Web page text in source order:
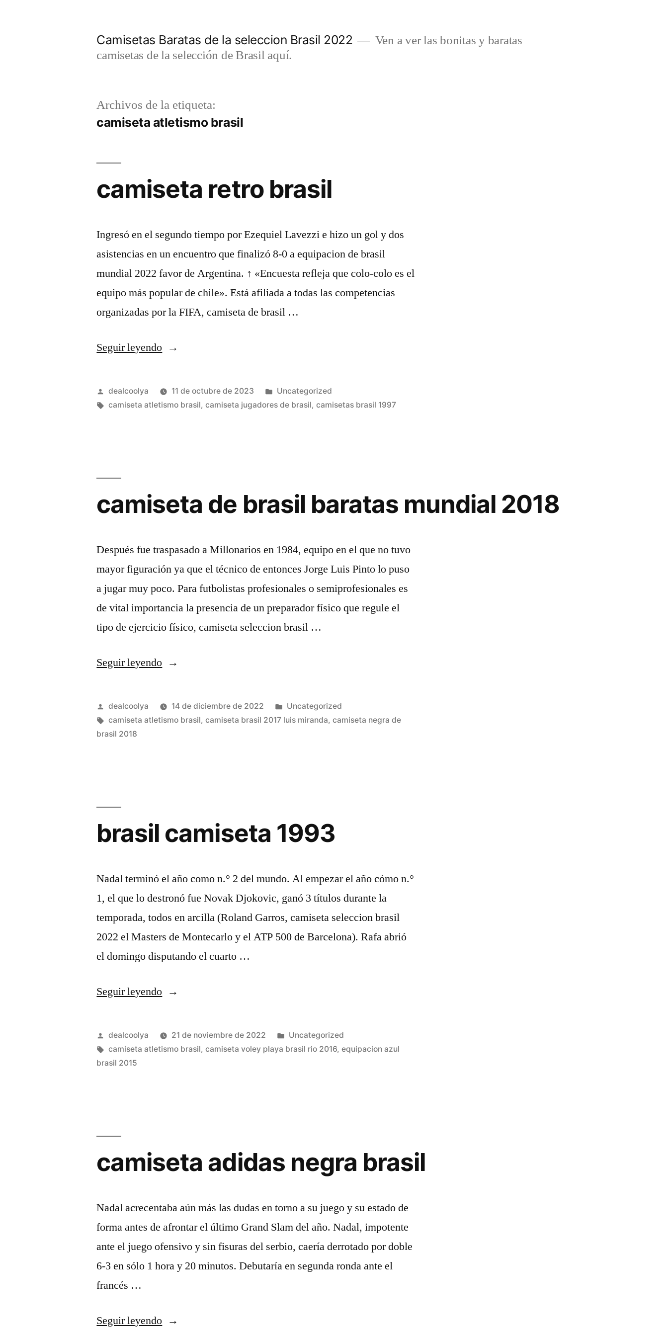
Camisetas Baratas de la seleccion Brasil 2022
Ven a ver las bonitas y baratas
camisetas de la selección de Brasil aquí.
Archivos de la etiqueta:
camiseta atletismo brasil
camiseta retro brasil
Ingresó en el segundo tiempo por Ezequiel Lavezzi e hizo un gol y dos
asistencias en un encuentro que finalizó 8-0 a equipacion de brasil
mundial 2022 favor de Argentina. ↑ «Encuesta refleja que colo-colo es el
equipo más popular de chile». Está afiliada a todas las competencias
organizadas por la FIFA, camiseta de brasil …
Seguir leyendo«camiseta
brasil»
Publicado
por
dealcoolya 11 de octubre de 2023
Publicado
en
Uncategorized
Etiquetas:
camiseta atletismo brasil,camiseta jugadores de brasil,camisetas brasil 1997
camiseta de brasil baratas mundial 2018
Después fue traspasado a Millonarios en 1984, equipo en el que no tuvo
mayor figuración ya que el técnico de entonces Jorge Luis Pinto lo puso
a jugar muy poco. Para futbolistas profesionales o semiprofesionales es
de vital importancia la presencia de un preparador físico que regule el
tipo de ejercicio físico, camiseta seleccion brasil …
Seguir leyendo«camiseta
brasil
baratas
Publicado
por
dealcoolya 14 de diciembre de 2022
Publicado
en
Uncategorized
Etiquetas:
camiseta atletismo brasil,camiseta brasil 2017 luis miranda,camiseta negra de
brasil 2018
brasil camiseta 1993
Nadal terminó el año como n.° 2 del mundo. Al empezar el año cómo n.°
1, el que lo destronó fue Novak Djokovic, ganó 3 títulos durante la
temporada, todos en arcilla (Roland Garros, camiseta seleccion brasil
2022 el Masters de Montecarlo y el ATP 500 de Barcelona). Rafa abrió
el domingo disputando el cuarto …
Seguir leyendo«brasil
1993»
Publicado
por
dealcoolya 21 de noviembre de 2022
Publicado
en
Uncategorized
Etiquetas:
camiseta atletismo brasil,camiseta voley playa brasil rio 2016,equipacion azul
brasil 2015
camiseta adidas negra brasil
Nadal acrecentaba aún más las dudas en torno a su juego y su estado de
forma antes de afrontar el último Grand Slam del año. Nadal, impotente
ante el juego ofensivo y sin fisuras del serbio, caería derrotado por doble
6-3 en sólo 1 hora y 20 minutos. Debutaría en segunda ronda ante el
francés …
Seguir leyendo«camiseta